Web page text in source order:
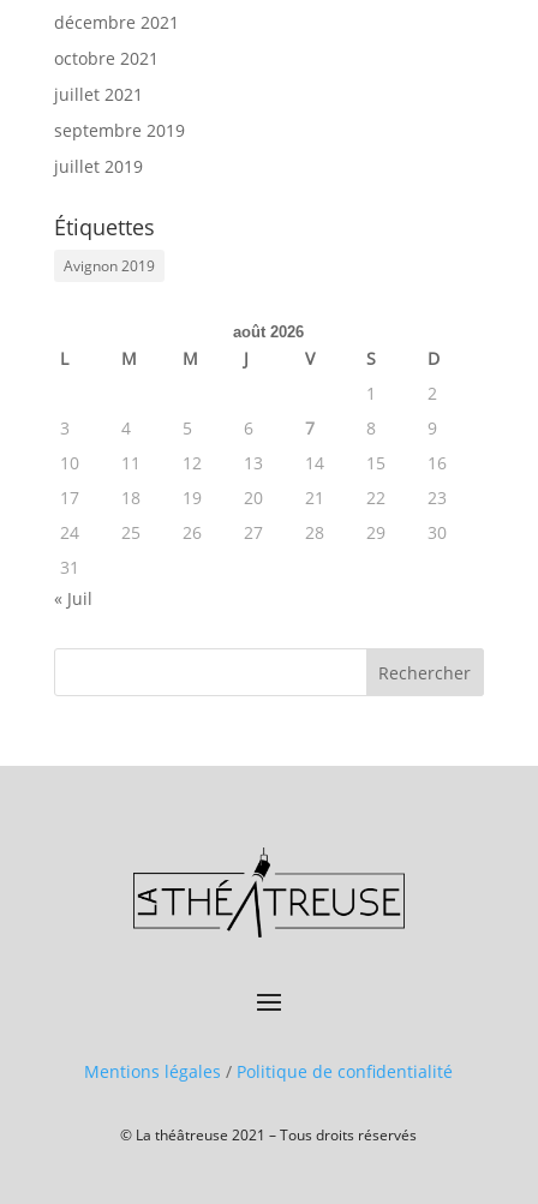
décembre 2021
octobre 2021
juillet 2021
septembre 2019
juillet 2019
Étiquettes
Avignon 2019
août 2026
L M M J V S
D
1
2
3
4 5 6 7 8
9
10
11 12 13 14 15
16
17
18 19 20 21 22
23
24
25 26 27 28 29
30
31
« Juil
Mentions légales / Politique de confidentialité
© La théâtreuse 2021 – Tous droits réservés